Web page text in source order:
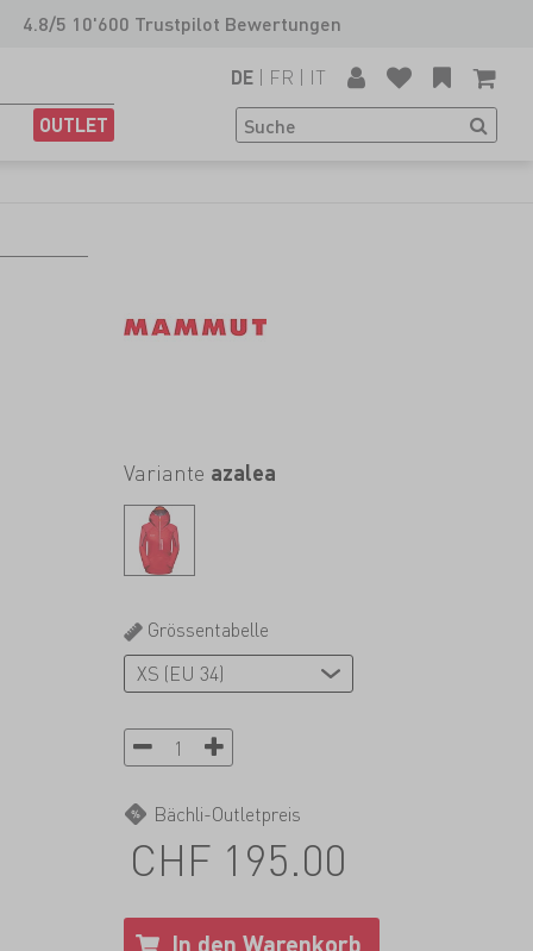
4.8/5 10'600 Trustpilot Bewertungen
OUTLET
DE | FR | IT
Variante azalea
Grössentabelle
Bächli-Outletpreis
CHF 195.00